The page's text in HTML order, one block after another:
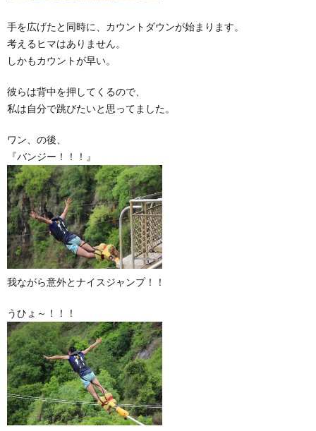
手を広げたと同時に、カウントダウンが始まります。
考えるヒマはありません。
しかもカウントが早い。
彼らは背中を押してくるので、
私は自分で跳びたいと思ってました。
ワン、の後、
『バンジー！！！』
我ながら意外とナイスジャンプ！！
うひょ～！！！